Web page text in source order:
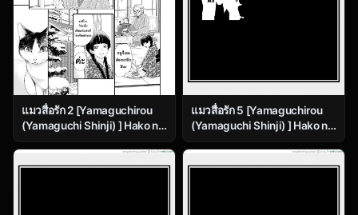
แมวสื่อรัก 2 [Yamaguchirou
(Yamaguchi Shinji) ] Hako no
Naka no Neko Soushuuhen
แมวสื่อรัก 5 [Yamaguchirou
(Yamaguchi Shinji) ] Hako no
Naka no Neko Soushuuhen